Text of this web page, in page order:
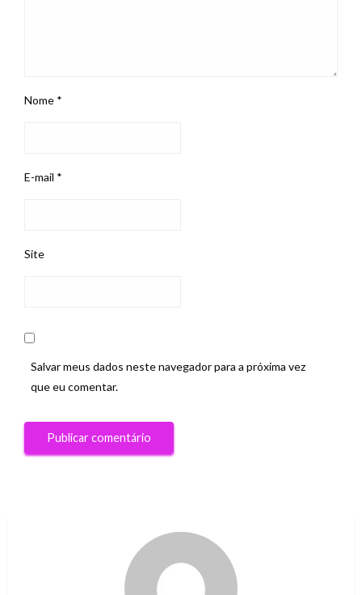
Nome *
E-mail *
Site
Salvar meus dados neste navegador para a próxima vez
que eu comentar.